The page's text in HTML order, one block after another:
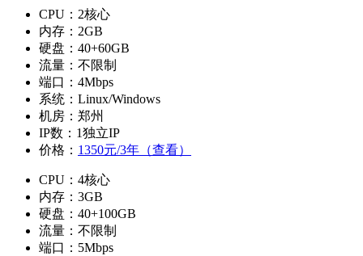
CPU：2核心
内存：2GB
硬盘：40+60GB
流量：不限制
端口：4Mbps
系统：Linux/Windows
机房：郑州
IP数：1独立IP
价格： 1350元/3年（查看）
CPU：4核心
内存：3GB
硬盘：40+100GB
流量：不限制
端口：5Mbps